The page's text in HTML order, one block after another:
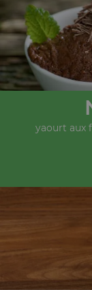
yaourt aux